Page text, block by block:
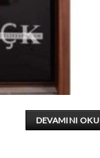
DEVAMINI OKU